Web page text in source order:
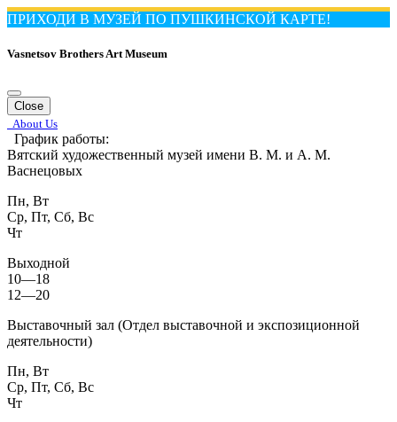
ПРИХОДИ В МУЗЕЙ ПО ПУШКИНСКОЙ КАРТЕ!
Vasnetsov Brothers Art Museum
Close
About Us
График работы:
Вятский художественный музей имени В. М. и А. М.
Васнецовых
Пн, Вт
Ср, Пт, Сб, Вс
Чт
Выходной
10—18
12—20
Выставочный зал (Отдел выставочной и экспозиционной
деятельности)
Пн, Вт
Ср, Пт, Сб, Вс
Чт